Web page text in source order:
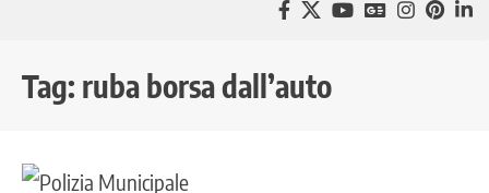
Tag: ruba borsa dall’auto